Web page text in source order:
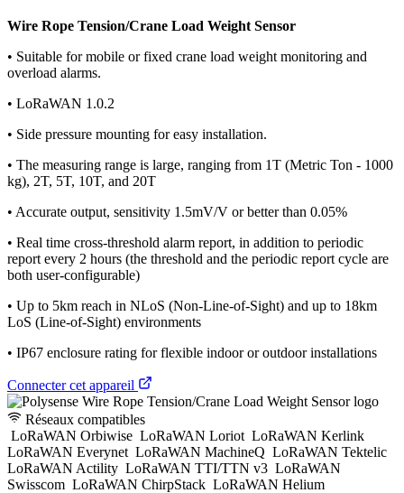
Wire Rope Tension/Crane Load Weight Sensor
• Suitable for mobile or fixed crane load weight monitoring and
overload alarms.
• LoRaWAN 1.0.2
• Side pressure mounting for easy installation.
• The measuring range is large, ranging from 1T (Metric Ton - 1000
kg), 2T, 5T, 10T, and 20T
• Accurate output, sensitivity 1.5mV/V or better than 0.05%
• Real time cross-threshold alarm report, in addition to periodic
report every 2 hours (the threshold and the periodic report cycle are
both user-configurable)
• Up to 5km reach in NLoS (Non-Line-of-Sight) and up to 18km
LoS (Line-of-Sight) environments
• IP67 enclosure rating for flexible indoor or outdoor installations
Connecter cet appareil
Réseaux compatibles
LoRaWAN Orbiwise LoRaWAN Loriot LoRaWAN Kerlink
LoRaWAN Everynet LoRaWAN MachineQ LoRaWAN Tektelic
LoRaWAN Actility LoRaWAN TTI/TTN v3 LoRaWAN
Swisscom LoRaWAN ChirpStack LoRaWAN Helium